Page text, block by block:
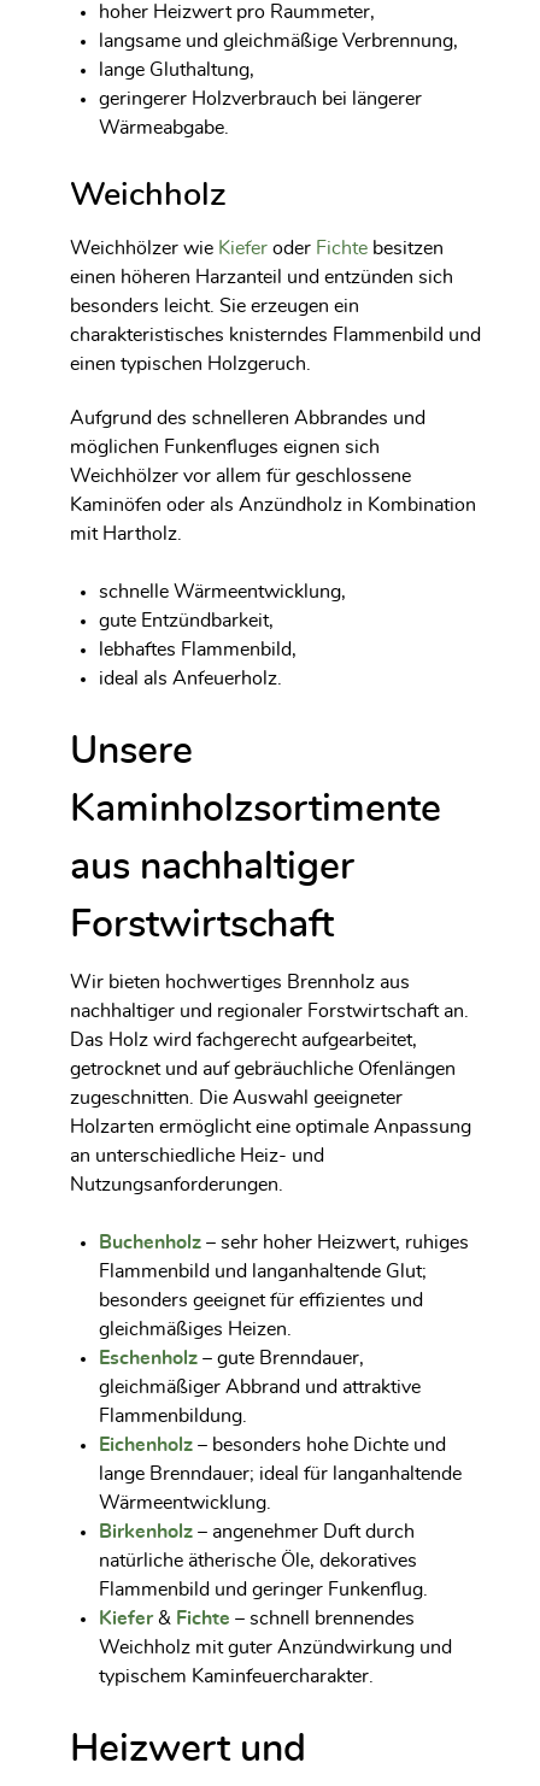
hoher Heizwert pro Raummeter,
langsame und gleichmäßige Verbrennung,
lange Gluthaltung,
geringerer Holzverbrauch bei längerer
Wärmeabgabe.
Weichholz
Weichhölzer wie Kiefer oder Fichte besitzen
einen höheren Harzanteil und entzünden sich
besonders leicht. Sie erzeugen ein
charakteristisches knisterndes Flammenbild und
einen typischen Holzgeruch.
Aufgrund des schnelleren Abbrandes und
möglichen Funkenfluges eignen sich
Weichhölzer vor allem für geschlossene
Kaminöfen oder als Anzündholz in Kombination
mit Hartholz.
schnelle Wärmeentwicklung,
gute Entzündbarkeit,
lebhaftes Flammenbild,
ideal als Anfeuerholz.
Unsere
Kaminholzsortimente
aus nachhaltiger
Forstwirtschaft
Wir bieten hochwertiges Brennholz aus
nachhaltiger und regionaler Forstwirtschaft an.
Das Holz wird fachgerecht aufgearbeitet,
getrocknet und auf gebräuchliche Ofenlängen
zugeschnitten. Die Auswahl geeigneter
Holzarten ermöglicht eine optimale Anpassung
an unterschiedliche Heiz- und
Nutzungsanforderungen.
Buchenholz – sehr hoher Heizwert, ruhiges
Flammenbild und langanhaltende Glut;
besonders geeignet für effizientes und
gleichmäßiges Heizen.
Eschenholz – gute Brenndauer,
gleichmäßiger Abbrand und attraktive
Flammenbildung.
Eichenholz – besonders hohe Dichte und
lange Brenndauer; ideal für langanhaltende
Wärmeentwicklung.
Birkenholz – angenehmer Duft durch
natürliche ätherische Öle, dekoratives
Flammenbild und geringer Funkenflug.
Kiefer& Fichte – schnell brennendes
Weichholz mit guter Anzündwirkung und
typischem Kaminfeuercharakter.
Heizwert und